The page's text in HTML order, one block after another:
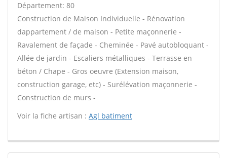
Département: 80
Construction de Maison Individuelle - Rénovation
dappartement / de maison - Petite maçonnerie -
Ravalement de façade - Cheminée - Pavé autobloquant -
Allée de jardin - Escaliers métalliques - Terrasse en
béton / Chape - Gros oeuvre (Extension maison,
construction garage, etc) - Surélévation maçonnerie -
Construction de murs -
Voir la fiche artisan : Agl batiment